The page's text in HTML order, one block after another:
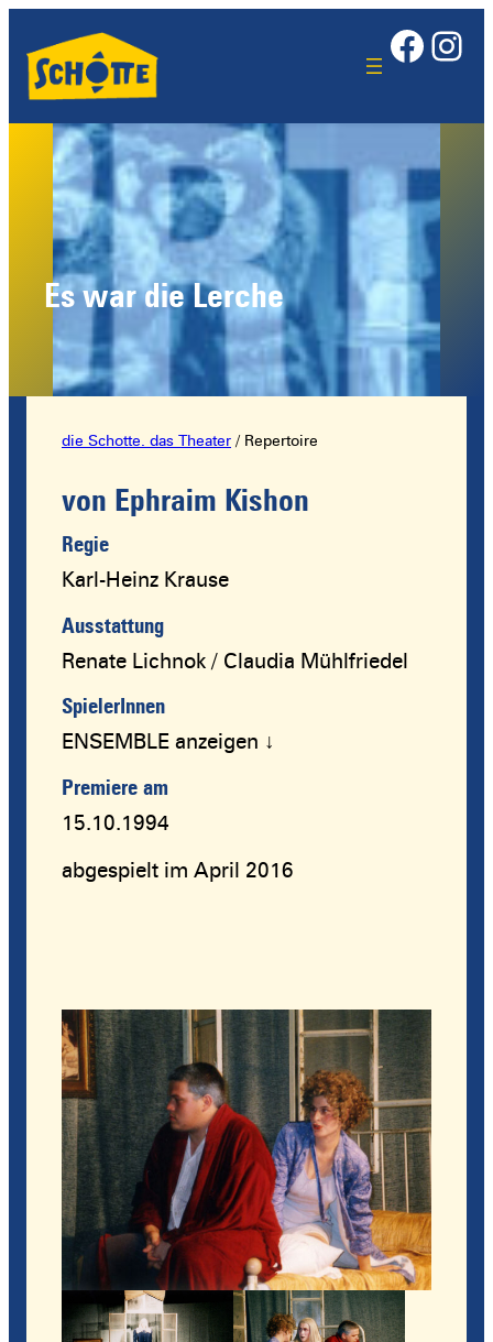
Es war die Lerche
die Schotte. das Theater / Repertoire
von Ephraim Kishon
Regie
Karl-Heinz Krause
Ausstattung
Renate Lichnok / Claudia Mühlfriedel
SpielerInnen
ENSEMBLE anzeigen ↓
Premiere am
15.10.1994
abgespielt im April 2016